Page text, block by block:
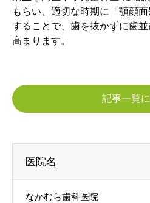
もらい、適切な時期に「顎顔
することで、歯を抜かずに歯
高まります。
記事一覧
医院名
なかむら歯科医院